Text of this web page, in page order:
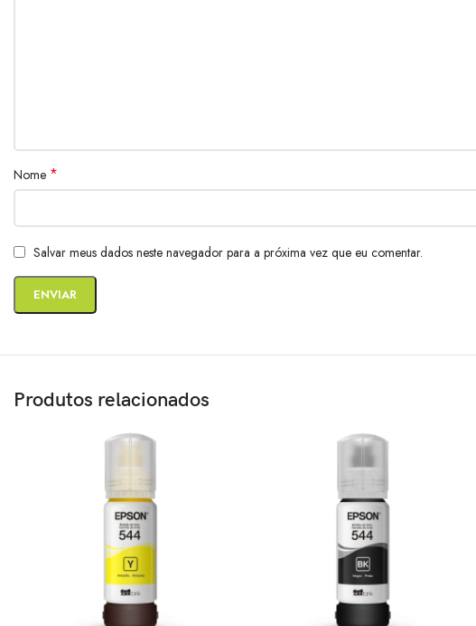
Nome *
Salvar meus dados neste navegador para a próxima vez que eu comentar.
Produtos relacionados